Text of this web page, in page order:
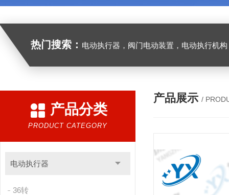
热门搜索： 电动执行器，阀门电动装置，电动执行机构，阀门驱动装置，电动头，角行
产品分类
PRODUCT CATEGORY
电动执行器
36转
产品展示 /